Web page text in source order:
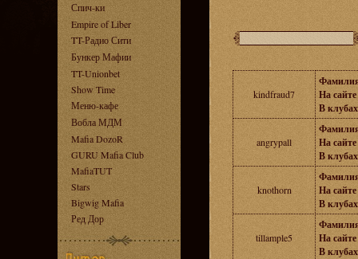
Спич-ки
Empire of Liber
TT-Радио Сити
Бункер Мафии
TT-Unionbet
Show Time
Меню-кафе
Вобла МДМ
Mafia DozoR
GURU Mafia Club
MafiaTUT
Stars
Bigwig Mafia
Ред Дор
kindfraud7
На
В
angrypall
На
В
knothorn
На
В
tillample5
На
В